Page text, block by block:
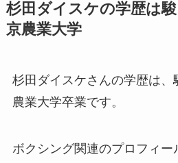
杉田ダイスケの学歴は
京農業大学
杉田ダイスケさんの学歴は、
農業大学卒業です。
ボクシング関連のプロフィー